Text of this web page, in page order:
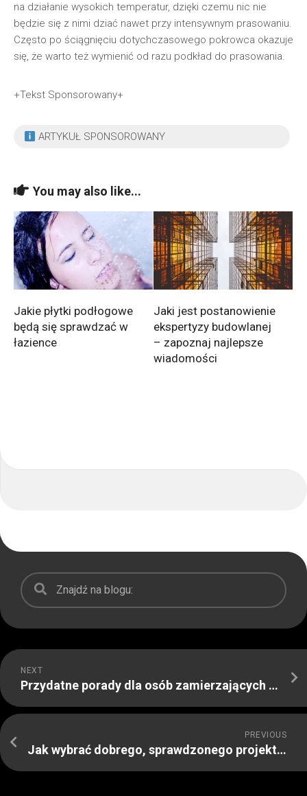
na działanie wysokich temperatur, dzięki czemu nic nie
będzie się z nimi dziać nawet przy intensywnym prasowaniu.
Często po ściągnięciu dotychczasowego pokrowca okazuje
się, że warto też wymienić od razu podkład do prasowania.
+Tekst Sponsorowany+
ARTYKUŁ SPONSOROWANY
You may also like...
Jakie płytki podłogowe
będą się sprawdzać w
łazience
Jaki jest postanowienie
ekspertyzy budowlanej
– zapoznaj najlepsze
wiadomości
NEXT
Przydatne porady dla osób zamierzających zakupić mieszkanie
PREVIOUS
Jak wybrać dobrego, sprawdzonego projektanta wnętrz